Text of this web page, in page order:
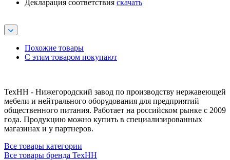
Декларация соответствия скачать
Похожие товары
С этим товаром покупают
ТехНН - Нижегородский завод по производству нержавеющей
мебели и нейтрального оборудования для предприятий
общественного питания. Работает на российском рынке с 2009
года. Продукцию можно купить в специализированных
магазинах и у партнеров.
Все товары категории
Все товары бренда ТехНН